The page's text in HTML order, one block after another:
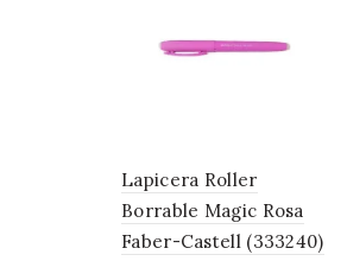
Lapicera Roller
Borrable Magic Rosa
Faber-Castell (333240)